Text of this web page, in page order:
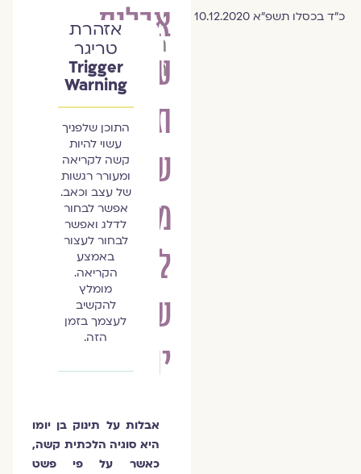
כ"ד בכסלו תשפ"א 10.12.2020
אבלות
על
תינוק
שלא
מלאו
לו
שלושים
יום
ד״ר
תניה
רגב
אזהרת
טריגר
Trigger
Warning
התוכן שלפניך
עשוי להיות
קשה לקריאה
ומעורר רגשות
של עצב וכאב.
אפשר לבחור
לדלג ואפשר
לבחור לעצור
באמצע
הקריאה.
מומלץ
להקשיב
לעצמך בזמן
הזה.
אבלות על תינוק בן יומו
היא סוגיה הלכתית קשה,
כאשר על פי פשט